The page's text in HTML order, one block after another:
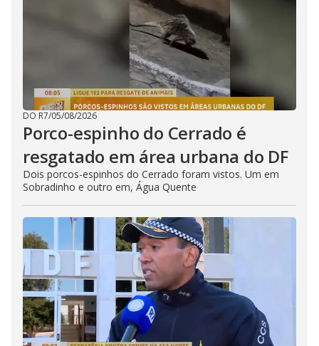
DO R7/05/08/2026
Porco-espinho do Cerrado é
resgatado em área urbana do DF
Dois porcos-espinhos do Cerrado foram vistos. Um em
Sobradinho e outro em, Água Quente